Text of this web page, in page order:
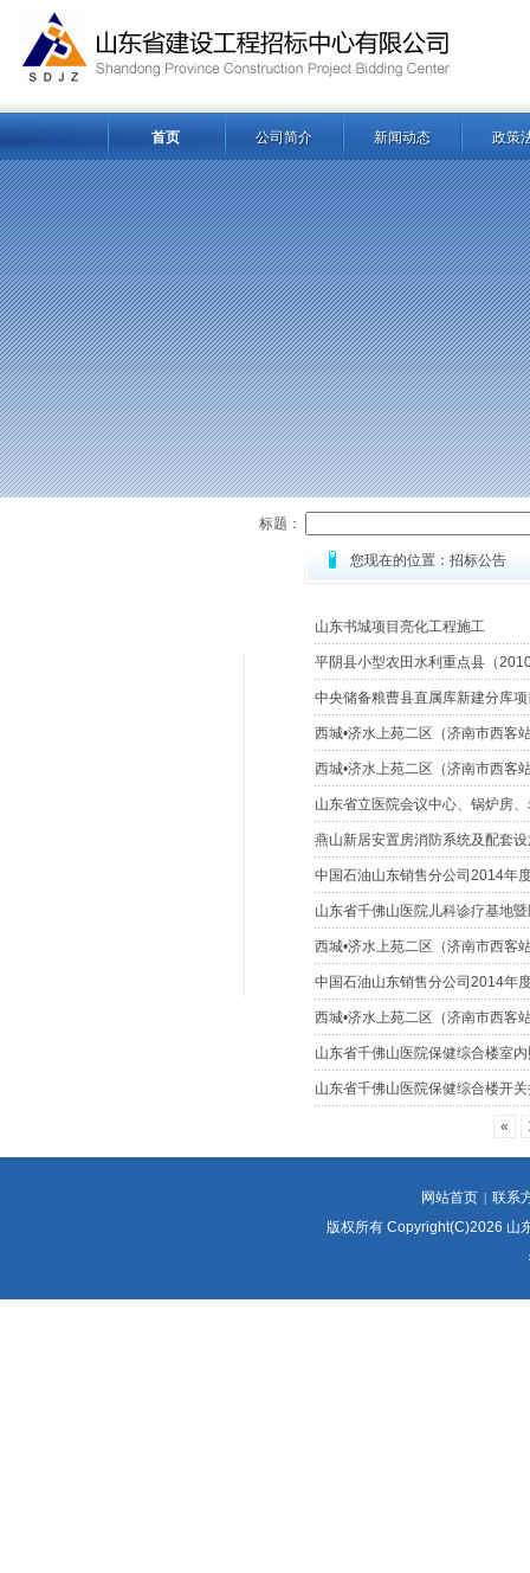
首页 公司简介 新闻动态 政策
标题：
您现在的位置：招标公告
山东书城项目亮化工程施工
平阴县小型农田水利重点县（
中央储备粮曹县直属库新建分库
西城•济水上苑二区（济南市西客
西城•济水上苑二区（济南市西客
山东省立医院会议中心、锅炉房
燕山新居安置房消防系统及配套
中国石油山东销售分公司2014年
山东省千佛山医院儿科诊疗基地
西城•济水上苑二区（济南市西客
中国石油山东销售分公司2014年
西城•济水上苑二区（济南市西客
山东省千佛山医院保健综合楼室
山东省千佛山医院保健综合楼开
«
网站首页 | 联系
版权所有 Copyright(C)2026 山